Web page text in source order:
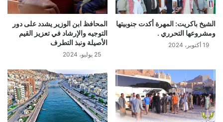
الشيخ باكريت: المهرة أكدت جنوبيتها
ومشروعها التحرري .
19 أكتوبر، 2024
المحافظ ابن الوزير يشدد على دور
التوجيه والإرشاد في تعزيز القيم
الأصيلة ونبذ التطرف
25 يوليو، 2024